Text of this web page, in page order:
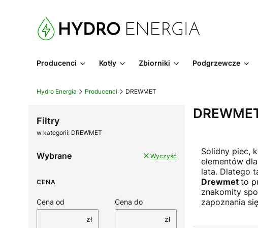
Producenci Kotły Zbiorniki Podgrzewcze
Hydro Energia Producenci DREWMET
Filtry
w kategorii: DREWMET
Wybrane Wyczyść
CENA
Cena od
zł
Cena do
zł
Solidny piec,
elementów
lata. Dlatego
Drewmet to
znakomity
zapoznania